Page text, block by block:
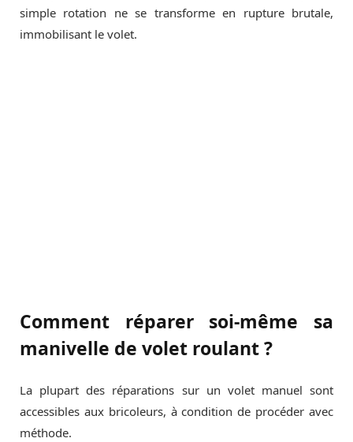
simple rotation ne se transforme en rupture brutale,
immobilisant le volet.
Comment réparer soi-même sa
manivelle de volet roulant ?
La plupart des réparations sur un volet manuel sont
accessibles aux bricoleurs, à condition de procéder avec
méthode.